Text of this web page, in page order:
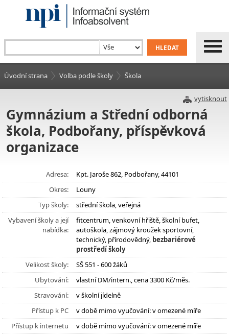
Úvodní strana Volba podle školy Škola
vytisknout
Gymnázium a Střední odborná
škola, Podbořany, příspěvková
organizace
Adresa:
Kpt. Jaroše 862, Podbořany, 44101
Okres:
Louny
Typ školy:
střední škola, veřejná
Vybavení školy a její
nabídka:
fitcentrum, venkovní hřiště, školní bufet,
autoškola, zájmový kroužek sportovní,
technický, přírodovědný, bezbariérové
prostředí školy
Velikost školy:
SŠ 551 - 600 žáků
Ubytování:
vlastní DM/intern., cena 3300 Kč/měs.
Stravování:
v školní jídelně
Přístup k PC
v době mimo vyučování: v omezené míře
Přístup k internetu
v době mimo vyučování: v omezené míře